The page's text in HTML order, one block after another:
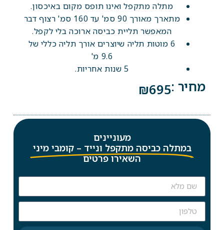
מתלה מתקפל ואינו תופס מקום באיכסון.
מתארך מאורך 90 סמ' עד 160 סמ' רצוף דבר
המאפשר תליית כביסה ארוכה בלי לקפל.
6 מוטות תליה שיוצרים אורך תליה כללי של
9.6 מ'
5 שנות אחריות.
מחיר : ₪695
מעוניינים
במתלה כביסה מתקפל ונייד – קומבי מיני
השאירו פרטים